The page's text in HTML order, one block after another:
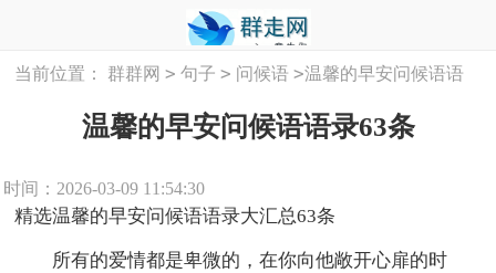
当前位置： 群群网 > 句子 > 问候语 >温馨的早安问候语语
温馨的早安问候语语录63条
时间：2026-03-09 11:54:30
精选温馨的早安问候语语录大汇总63条
所有的爱情都是卑微的，在你向他敞开心扉的时